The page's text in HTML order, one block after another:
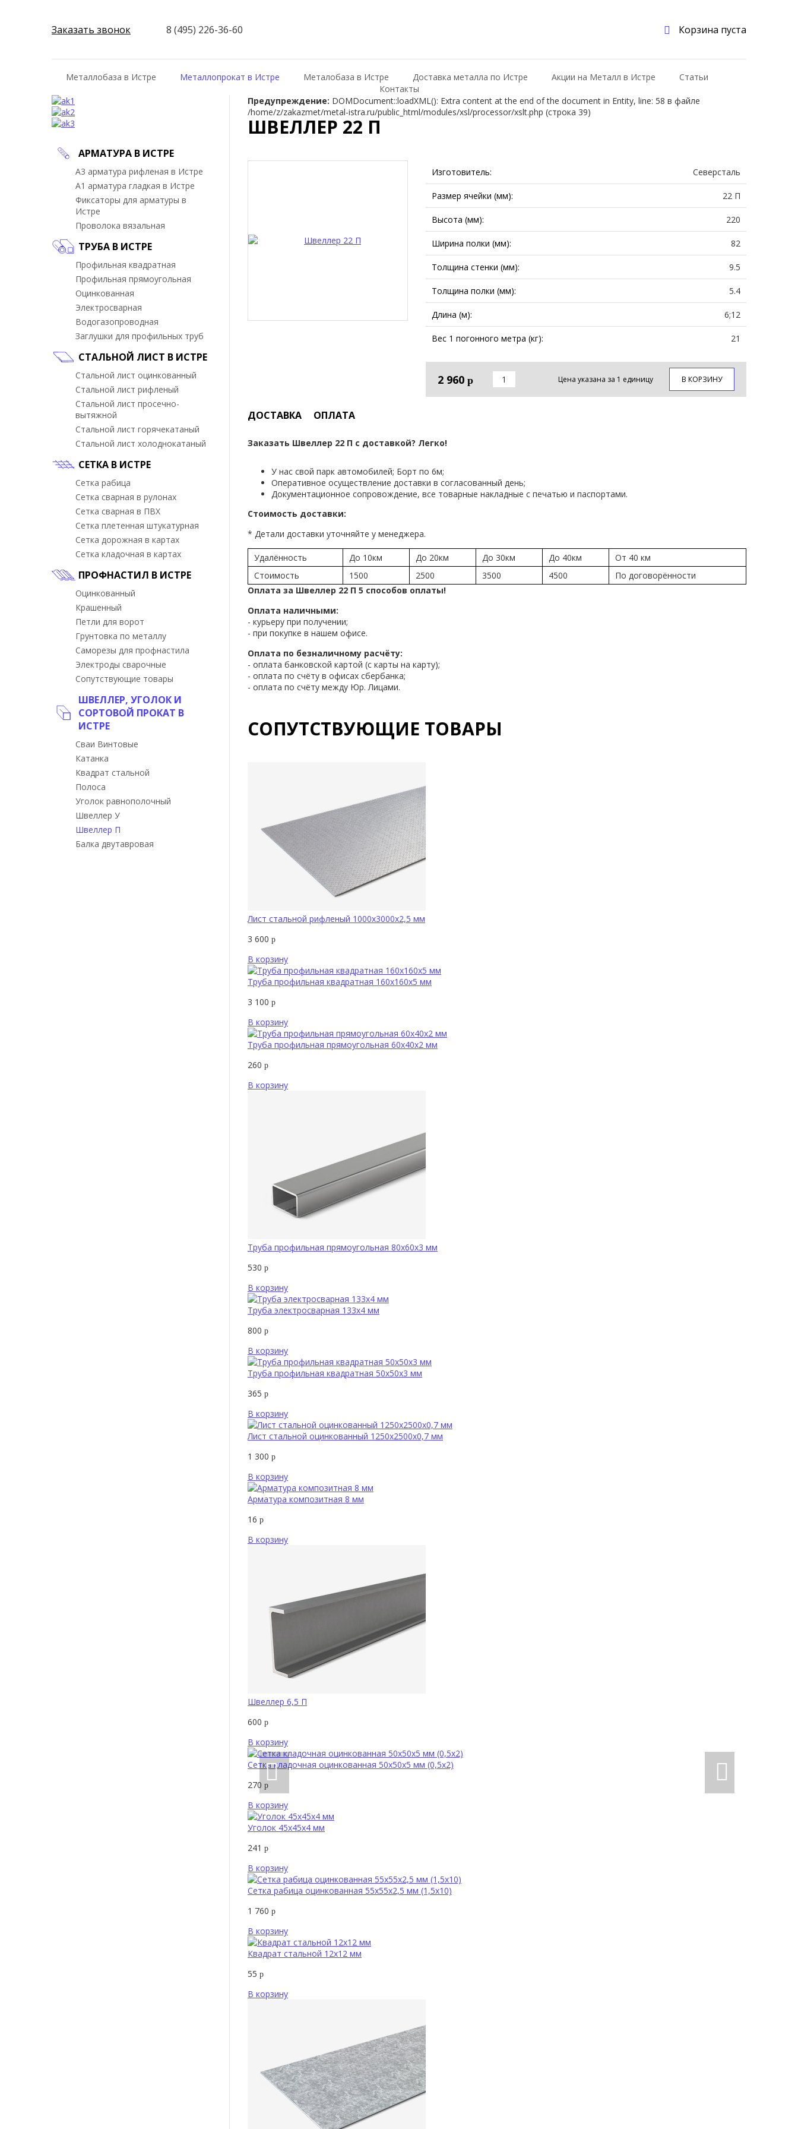
Предупреждение: DOMDocument::loadXML(): Extra content at the end of the document in Entity, line: 58 в файле
/home/z/zakazmet/metal-istra.ru/public_html/modules/xsl/processor/xslt.php (строка 39)
ШВЕЛЛЕР 22 П
Изготовитель: Северсталь
Размер ячейки (мм): 22 П
Высота (мм): 220
Ширина полки (мм): 82
Толщина стенки (мм): 9.5
Толщина полки (мм): 5.4
Длина (м): 6;12
Вес 1 погонного метра (кг): 21
2 960 р Цена указана за 1 единицу В КОРЗИНУ
ДОСТАВКА ОПЛАТА
Заказать Швеллер 22 П с доставкой? Легко!
У нас свой парк автомобилей; Борт по 6м;
Оперативное осуществление доставки в согласованный день;
Документационное сопровождение, все товарные накладные с печатью и паспортами.
Стоимость доставки:
* Детали доставки уточняйте у менеджера.
Удалённость До 10км До 20км До 30км До 40км
От 40 км
Стоимость
1500 2500 3500 4500
По договорённости
Оплата за Швеллер 22 П 5 способов оплаты!
Оплата наличными:
- курьеру при получении;
- при покупке в нашем офисе.
Оплата по безналичному расчёту:
- оплата банковской картой (с карты на карту);
- оплата по счёту в офисах сбербанка;
- оплата по счёту между Юр. Лицами.
СОПУТСТВУЮЩИЕ ТОВАРЫ
Лист стальной рифленый 1000х3000х2,5 мм
3 600 р
В корзину
Труба профильная квадратная 160х160х5 мм
3 100 р
В корзину
Труба профильная прямоугольная 60х40х2 мм
260 р
В корзину
Труба профильная прямоугольная 80х60х3 мм
530 р
В корзину
Труба электросварная 133х4 мм
800 р
В корзину
Труба профильная квадратная 50х50х3 мм
365 р
В корзину
Лист стальной оцинкованный 1250х2500х0,7 мм
1 300 р
В корзину
Арматура композитная 8 мм
16 р
В корзину
Швеллер 6,5 П
600 р
В корзину
Сетка кладочная оцинкованная 50х50х5 мм (0,5х2)
270 р
В корзину
Уголок 45х45х4 мм
241 р
В корзину
Сетка рабица оцинкованная 55х55х2,5 мм (1,5х10)
1 760 р
В корзину
Квадрат стальной 12х12 мм
55 р
В корзину
АРМАТУРА В ИСТРЕ
А3 арматура рифленая в Истре
А1 арматура гладкая в Истре
Фиксаторы для арматуры в
Истре
Проволока вязальная
ТРУБА В ИСТРЕ
Профильная квадратная
Профильная прямоугольная
Оцинкованная
Электросварная
Водогазопроводная
Заглушки для профильных труб
СТАЛЬНОЙ ЛИСТ В ИСТРЕ
Стальной лист оцинкованный
Стальной лист рифленый
Стальной лист просечно-
вытяжной
Стальной лист горячекатаный
Стальной лист холоднокатаный
СЕТКА В ИСТРЕ
Сетка рабица
Сетка сварная в рулонах
Сетка сварная в ПВХ
Сетка плетенная штукатурная
Сетка дорожная в картах
Сетка кладочная в картах
ПРОФНАСТИЛ В ИСТРЕ
Оцинкованный
Крашенный
Петли для ворот
Грунтовка по металлу
Саморезы для профнастила
Электроды сварочные
Сопутствующие товары
ШВЕЛЛЕР, УГОЛОК И
СОРТОВОЙ ПРОКАТ В
ИСТРЕ
Сваи Винтовые
Катанка
Квадрат стальной
Полоса
Уголок равнополочный
Швеллер У
Швеллер П
Балка двутавровая
Заказать звонок 8 (495) 226-36-60 Корзина пуста
Металлобаза в Истре Металлопрокат в Истре Металобаза в Истре Доставка металла по Истре Акции на Металл в Истре
Статьи
Контакты